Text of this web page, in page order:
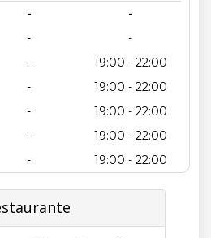
-
-
-
-
-
19:00 - 22:00
-
19:00 - 22:00
-
19:00 - 22:00
-
19:00 - 22:00
- 19:00 - 22:00